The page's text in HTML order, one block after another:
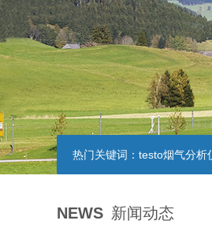
热门关键词： testo烟气分析
NEWS 新闻动态